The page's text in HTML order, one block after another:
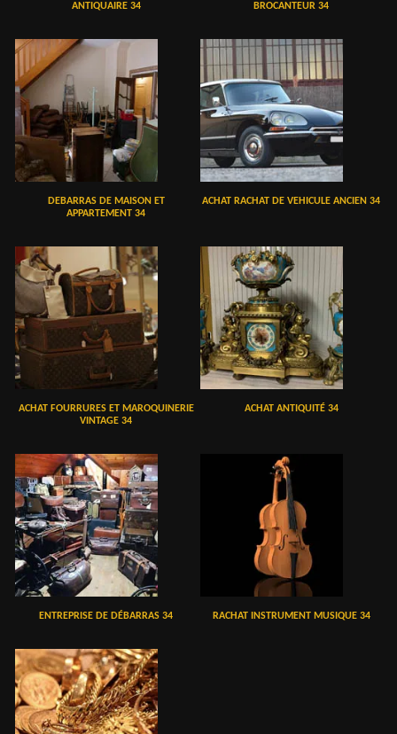
ANTIQUAIRE 34 BROCANTEUR 34
DEBARRAS DE MAISON ET
APPARTEMENT 34
ACHAT RACHAT DE VEHICULE ANCIEN 34
ACHAT FOURRURES ET MAROQUINERIE
VINTAGE 34
ACHAT ANTIQUITÉ 34
ENTREPRISE DE DÉBARRAS 34 RACHAT INSTRUMENT MUSIQUE 34